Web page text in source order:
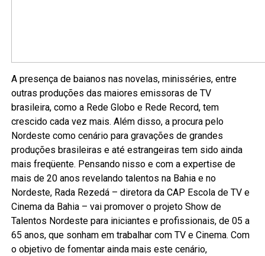
A presença de baianos nas novelas, minisséries, entre
outras produções das maiores emissoras de TV
brasileira, como a Rede Globo e Rede Record, tem
crescido cada vez mais. Além disso, a procura pelo
Nordeste como cenário para gravações de grandes
produções brasileiras e até estrangeiras tem sido ainda
mais freqüente. Pensando nisso e com a expertise de
mais de 20 anos revelando talentos na Bahia e no
Nordeste, Rada Rezedá – diretora da CAP Escola de TV e
Cinema da Bahia – vai promover o projeto Show de
Talentos Nordeste para iniciantes e profissionais, de 05 a
65 anos, que sonham em trabalhar com TV e Cinema. Com
o objetivo de fomentar ainda mais este cenário,